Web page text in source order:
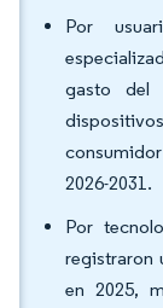
Por
gasto del
2026-2031.
Por
registraron
en 2025,